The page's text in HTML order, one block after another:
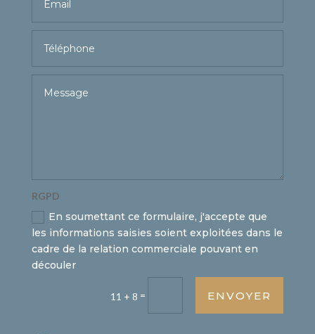
RGPD
En soumettant ce formulaire, j'accepte que
les informations saisies soient exploitées dans le
cadre de la relation commerciale pouvant en
découler
11 + 8 = ENVOYER